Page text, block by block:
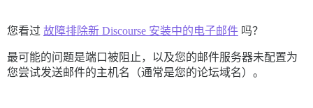
您看过 故障排除新 Discourse 安装中的电子邮件 吗？
最可能的问题是端口被阻止，以及您的邮件服务器未配置为
您尝试发送邮件的主机名（通常是您的论坛域名）。